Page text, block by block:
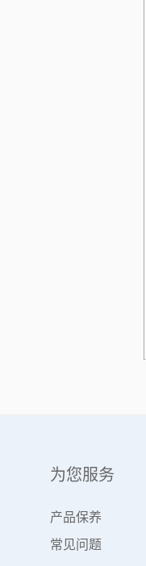
为您服务
产品保养
常见问题